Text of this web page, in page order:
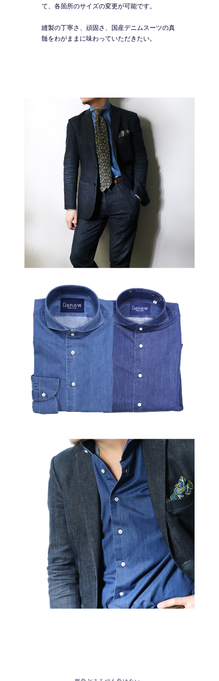
て、各箇所のサイズの変更が可能です。
縫製の丁寧さ、頑固さ、国産デニムスーツの真
髄をわがままに味わっていただきたい。